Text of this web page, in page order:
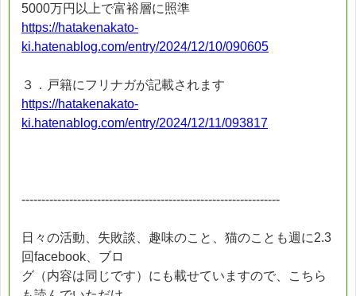
5000万円以上で富裕層に照準
https://hatakenakato-
ki.hatenablog.com/entry/2024/12/10/090605
３．戸籍にフリナガが記載されます
https://hatakenakato-
ki.hatenablog.com/entry/2024/12/11/093817
-----------------------------------------------------------------
日々の活動、失敗談、趣味のこと、猫のことも週に2.3
回facebook、ブロ
グ（内容は同じです）にも載せていますので、こちら